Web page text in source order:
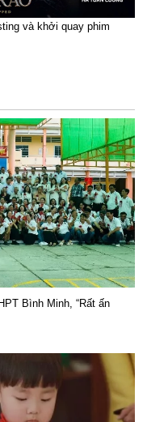
và khởi quay phim
Bình Minh, “Rất ấn